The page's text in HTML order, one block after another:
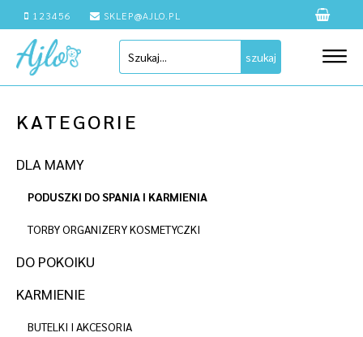
123456 SKLEP@AJLO.PL
szukaj
KATEGORIE
DLA MAMY
PODUSZKI DO SPANIA I KARMIENIA
TORBY ORGANIZERY KOSMETYCZKI
DO POKOIKU
KARMIENIE
BUTELKI I AKCESORIA